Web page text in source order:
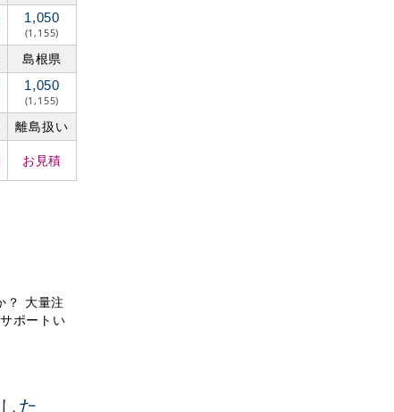
1,050
(1,155)
島根県
1,050
(1,155)
離島扱い
お見積
？ 大量注
ポートい
た